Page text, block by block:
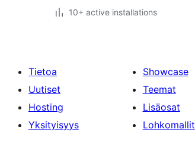
10+ active installations
Tietoa
Uutiset
Hosting
Yksityisyys
Showcase
Teemat
Lisäosat
Lohkomallit